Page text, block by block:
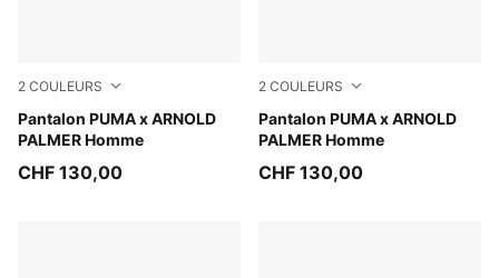
2 COULEURS
Pantalon PUMA x ARNOLD
PALMER Homme
Deep Navy
CHF 130,00
2 COULEURS
Pantalon PUMA x ARNOLD
PALMER Homme
Alpine Snow
CHF 130,00